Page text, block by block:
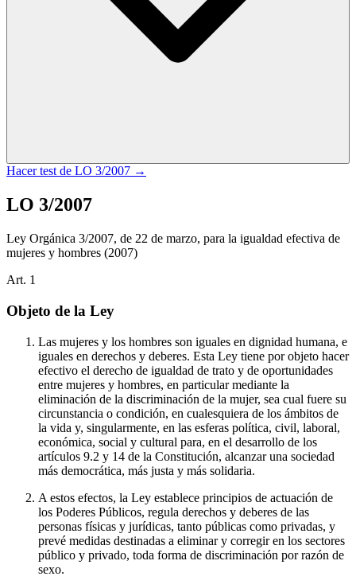
Hacer test de LO 3/2007 →
LO 3/2007
Ley Orgánica 3/2007, de 22 de marzo, para la igualdad efectiva de
mujeres y hombres (2007)
Art. 1
Objeto de la Ley
Las mujeres y los hombres son iguales en dignidad humana, e
iguales en derechos y deberes. Esta Ley tiene por objeto hacer
efectivo el derecho de igualdad de trato y de oportunidades
entre mujeres y hombres, en particular mediante la
eliminación de la discriminación de la mujer, sea cual fuere su
circunstancia o condición, en cualesquiera de los ámbitos de
la vida y, singularmente, en las esferas política, civil, laboral,
económica, social y cultural para, en el desarrollo de los
artículos 9.2 y 14 de la Constitución, alcanzar una sociedad
más democrática, más justa y más solidaria.
A estos efectos, la Ley establece principios de actuación de
los Poderes Públicos, regula derechos y deberes de las
personas físicas y jurídicas, tanto públicas como privadas, y
prevé medidas destinadas a eliminar y corregir en los sectores
público y privado, toda forma de discriminación por razón de
sexo.